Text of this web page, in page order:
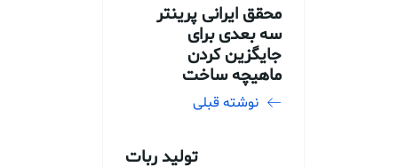
محقق ایرانی پرینتر
سه بعدی برای
جایگزین کردن
ماهیچه ساخت
نوشته قبلی
تولید ربات